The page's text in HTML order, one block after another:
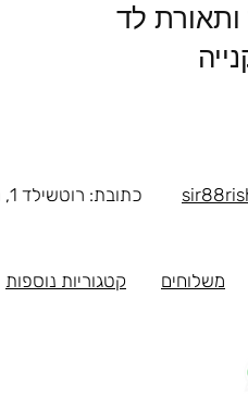
ותאורת לד
כתובת: רוטשילד 1, ראשון לציון
משלוחים קטגוריות נוספות